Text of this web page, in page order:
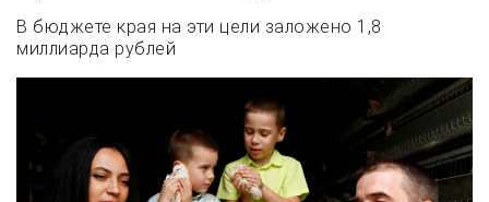
В бюджете края на эти цели заложено 1,8
миллиарда рублей